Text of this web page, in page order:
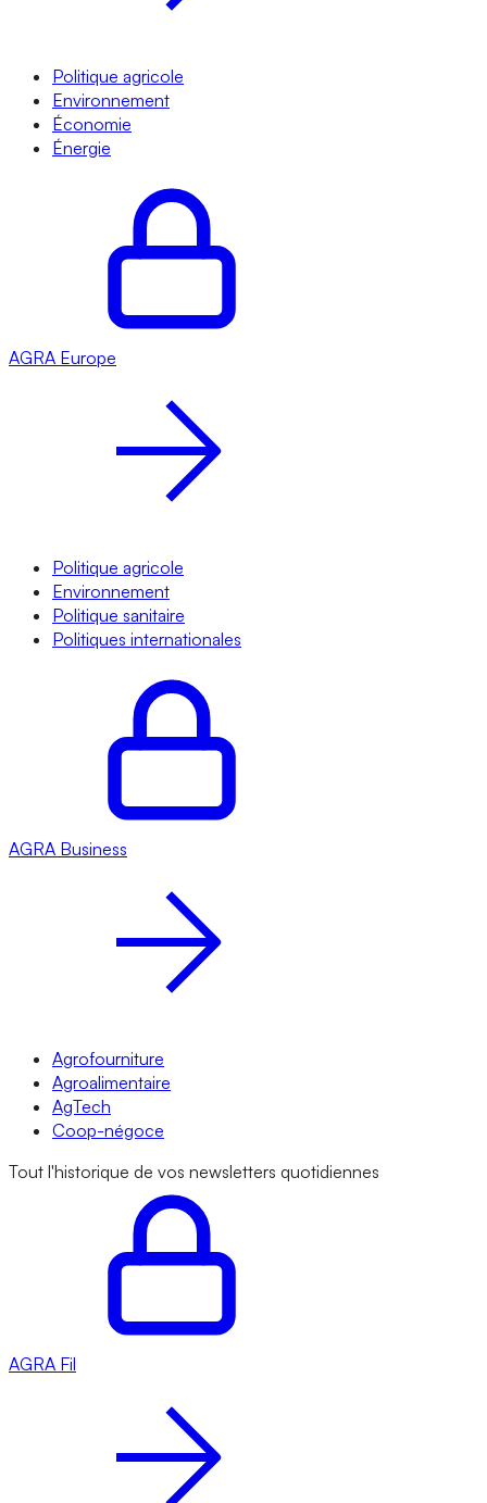
Politique agricole
Environnement
Économie
Énergie
AGRA Europe
Politique agricole
Environnement
Politique sanitaire
Politiques internationales
AGRA Business
Agrofourniture
Agroalimentaire
AgTech
Coop-négoce
Tout l'historique de vos newsletters quotidiennes
AGRA Fil